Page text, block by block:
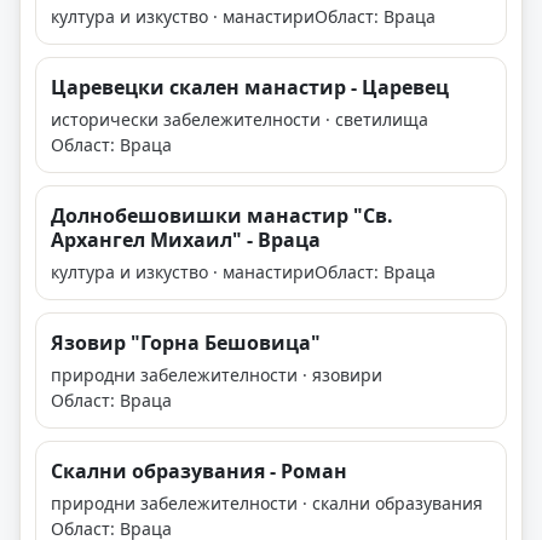
култура и изкуство · манастириОбласт: Враца
Царевецки скален манастир - Царевец
исторически забележителности · светилища
Област: Враца
Долнобешовишки манастир "Св.
Архангел Михаил" - Враца
култура и изкуство · манастириОбласт: Враца
Язовир "Горна Бешовица"
природни забележителности · язовири
Област: Враца
Скални образувания - Роман
природни забележителности · скални образувания
Област: Враца